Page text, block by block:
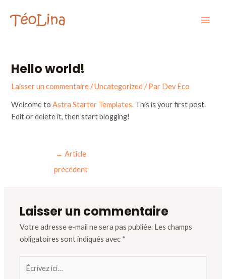
contenu
Hello world!
Laisser un commentaire /Uncategorized / Par Dev Eco
Welcome toAstra Starter Templates. This is your first post.
Edit or delete it, then start blogging!
des
← Article
précédent
Laisser un commentaire
Votre adresse e-mail ne sera pas publiée. Les champs
obligatoires sont indiqués avec *
ici…